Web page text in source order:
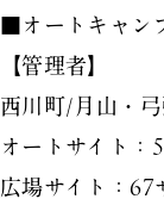
■オートキャン
【管理者】
西川町/月山・
オートサイト：
広場サイト：67